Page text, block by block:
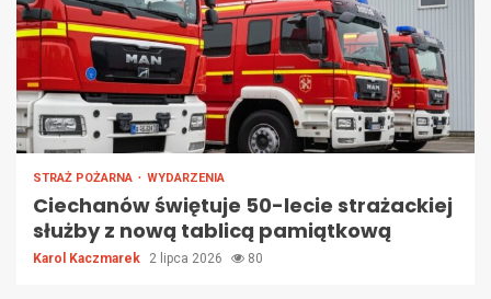
STRAŻ POŻARNA WYDARZENIA
Ciechanów świętuje 50-lecie strażackiej
służby z nową tablicą pamiątkową
Karol Kaczmarek 2 lipca 2026 80